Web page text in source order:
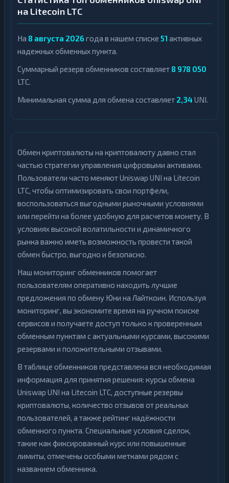
на Litecoin LTC
На 8 августа 2026 года в нашем списке 51 активных
надежных обменных пункта.
Суммарный резерв обменников составляет 8 978 050
LTC.
Минимальная сумма для обмена составляет 2,34UNI.
Обмен криптовалюты на криптовалюту давно стал
частью стратегии управления цифровыми активами.
Пользователи часто меняют Uniswap UNI на Litecoin
LTC, чтобы оптимизировать свои портфели,
воспользоваться выгодными рыночными условиями
или перейти на более удобную для расчетов монету. В
условиях высокой волатильности и динамичного
рынка важно иметь возможность провести такой
обмен быстро, выгодно и безопасно.
Наш мониторинг обменников помогает
пользователям оперативно находить лучшие
предложения по обмену Юни на Лайткоин. Используя
мониторинг, вы экономите время на ручном поиске
сервисов и получаете доступ только к проверенным
обменным пунктам с актуальными курсами, высокими
резервами и положительными отзывами.
В таблице обменников представлена вся необходимая
информация для принятия решения: курсы обмена
Uniswap UNI на Litecoin LTC, доступные резервы
криптовалюты, количество отзывов от реальных
пользователей, а также рейтинг надёжности
обменного пункта. Специальные условия сделок,
такие как фиксированный курс или повышенные
лимиты, отмечены особыми метками рядом с
названием обменника.